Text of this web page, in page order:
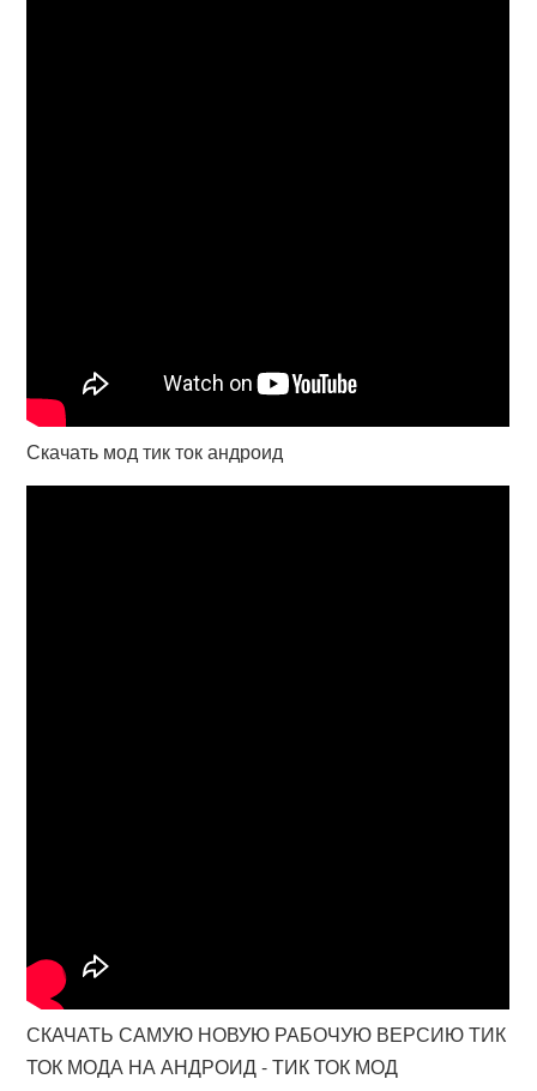
Скачать мод тик ток андроид
СКАЧАТЬ САМУЮ НОВУЮ РАБОЧУЮ ВЕРСИЮ ТИК
ТОК МОДА НА АНДРОИД - ТИК ТОК МОД